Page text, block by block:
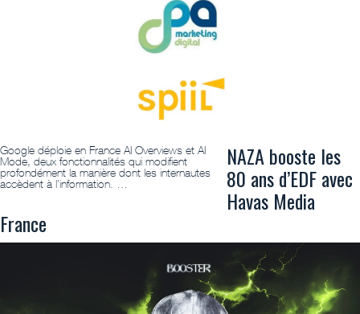
Google déploie en France AI Overviews et AI
Mode, deux fonctionnalités qui modifient
profondément la manière dont les internautes
accèdent à l’information. …
NAZA booste les
80 ans d’EDF avec
Havas Media
France